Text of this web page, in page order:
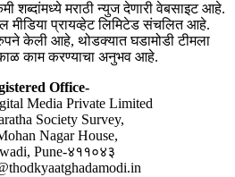
शब्दांमध्ये मराठी न्युज देणारी वेबसाइट आहे.
मीडिया प्रायव्हेट लिमिटेड संचलित आहे.
केली आहे, थोडक्यात घडामोडी टीमला
काम करण्याचा अनुभव आहे.
Office-
Media Private Limited
Society Survey,
Nagar House,
Pune-४११०४३